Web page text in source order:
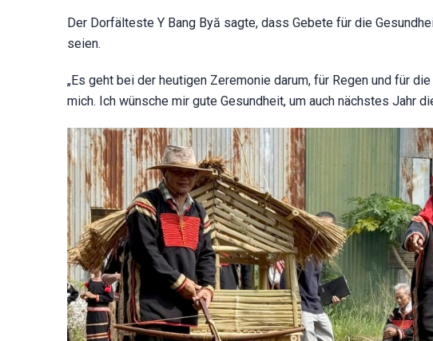
Der Dorfälteste Y Bang Byă sagte, dass Gebete für die
seien.
„Es geht bei der heutigen Zeremonie darum, für Regen und für
mich. Ich wünsche mir gute Gesundheit, um auch nächstes Jahr